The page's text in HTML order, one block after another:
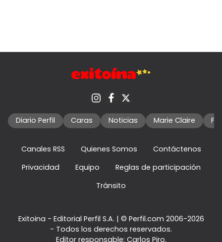
Diario Perfil Caras Noticias Marie Claire
Canales RSS Quienes Somos
Contáctenos
Privacidad
Equipo
Reglas de participación
Tránsito
Exitoina - Editorial Perfil S.A. | © Perfil.com 2006-2026
- Todos los derechos reservados.
Editor responsable: Carlos Piro.